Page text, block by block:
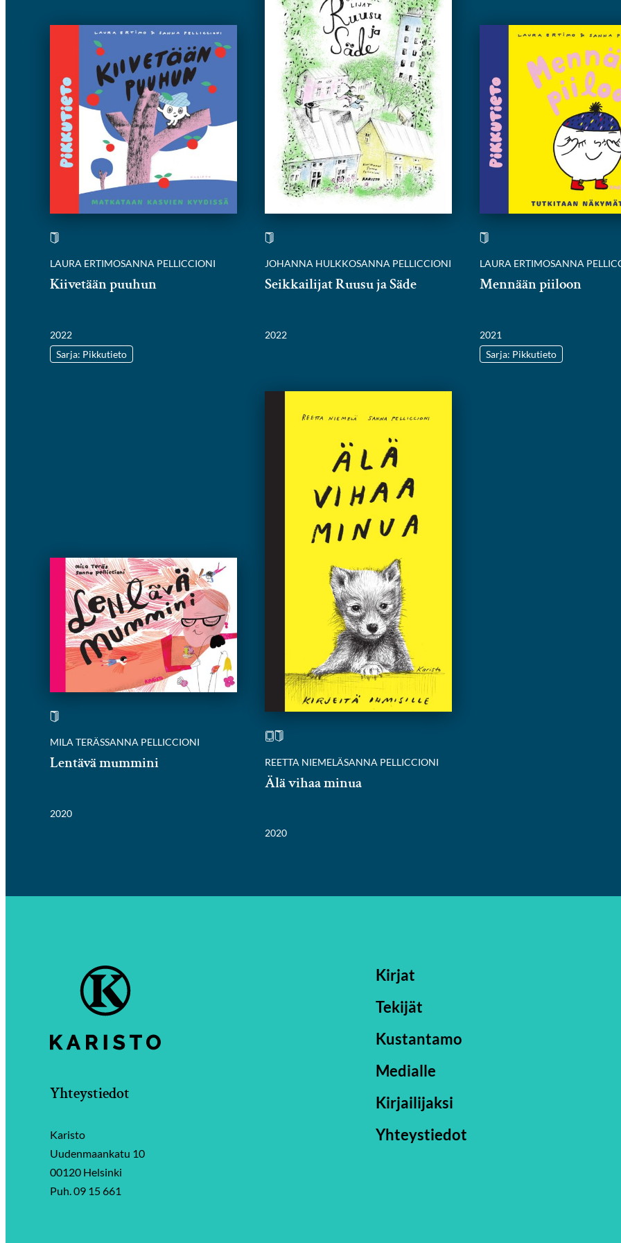
LAURA ERTIMOSANNA PELLICCIONI
Kiivetään puuhun
2022
Sarja: Pikkutieto
JOHANNA HULKKOSANNA PELLICCIONI
Seikkailijat Ruusu ja Säde
2022
LAURA ERTIMOSANNA
Mennään piiloon
2021
Sarja: Pikkutieto
MILA TERÄSSANNA PELLICCIONI
Lentävä mummini
2020
REETTA NIEMELÄSANNA PELLICCIONI
Älä vihaa minua
2020
Yhteystiedot
Karisto
Uudenmaankatu 10
00120 Helsinki
Puh. 09 15 661
Kirjat
Tekijät
Kustantamo
Medialle
Kirjailijaksi
Yhteystiedot